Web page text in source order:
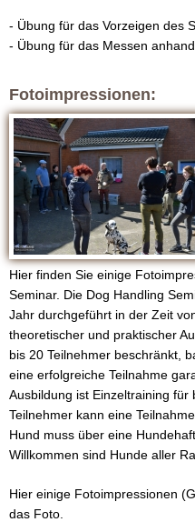
- Übung für das Vorzeigen des
- Übung für das Messen
Fotoimpressionen:
Hier finden Sie einige
Seminar. Die Dog Handling
Jahr durchgeführt in der Zeit
theoretischer und praktischer
bis 20 Teilnehmer beschränkt,
eine erfolgreiche Teilnahme
Ausbildung ist Einzeltraining
Teilnehmer kann eine
Hund muss über eine
Willkommen sind Hunde aller
Hier einige Fotoimpressionen
das Foto.